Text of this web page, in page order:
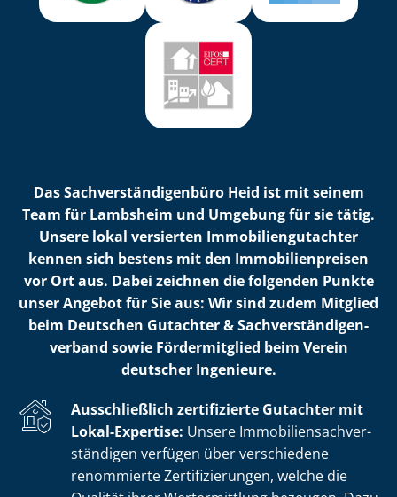
Das Sach­ver­stän­di­gen­bü­ro Heid ist mit seinem
Team für Lambsheim und Umgebung für sie tätig.
Unsere lokal versierten Im­mo­bi­li­en­gut­ach­ter
kennen sich bestens mit den Im­mo­bi­li­en­prei­sen
vor Ort aus. Dabei zeichnen die folgenden Punkte
unser Angebot für Sie aus: Wir sind zudem Mitglied
beim Deutschen Gutachter & Sach­ver­stän­di­gen­
ver­band sowie Fördermitglied beim Verein
deutscher Ingenieure.
Ausschließlich zertifizierte Gutachter mit
Lokal-Expertise: Unsere Im­mo­bi­li­en­sach­ver­
stän­di­gen verfügen über verschiedene
renommierte Zer­ti­fi­zie­run­gen, welche die